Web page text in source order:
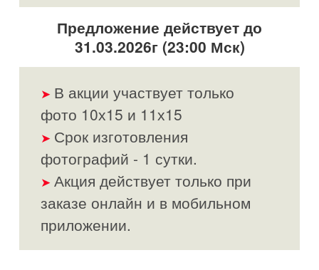
Предложение действует до
31.03.2026г (23:00 Мск)
➤ В акции участвует только
фото 10х15 и 11х15
➤ Срок изготовления
фотографий - 1 сутки.
➤ Акция действует только при
заказе онлайн и в мобильном
приложении.